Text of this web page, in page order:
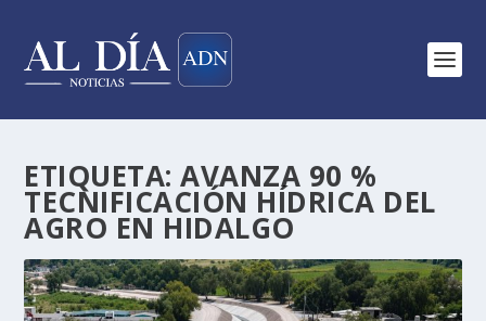
ETIQUETA:AVANZA 90 %
TECNIFICACIÓN HÍDRICA DEL
AGRO EN HIDALGO